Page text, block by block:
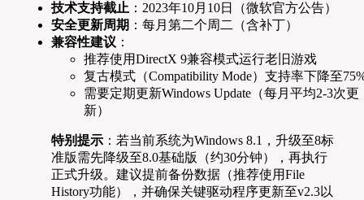
技术支持截止 ：2023年10月10日（微软官方公告）
安全更新周期 ：每月第二个周二（含补丁）
兼容性建议 ：
推荐使用DirectX 9兼容模式运行老旧游戏
复古模式（Compatibility Mode）支持率下降至
需要定期更新Windows Update（每月平均2-3次更
新）
特别提示 ：若当前系统为Windows 8.1，升级至8标
准版需先降级至8.0基础版（约30分钟），再执行
正式升级。建议提前备份数据（推荐使用File
History功能），并确保关键驱动程序更新至v2.3以